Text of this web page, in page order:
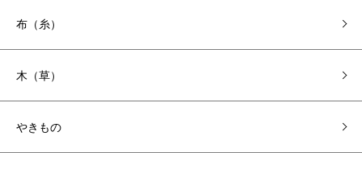
布（糸）
木（草）
やきもの